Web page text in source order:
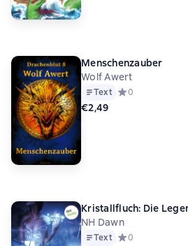
Menschenzauber
Wolf Awert
Text Средний
0
€2,49
Kristallfluch: Die
NH Dawn
Text Средний
0